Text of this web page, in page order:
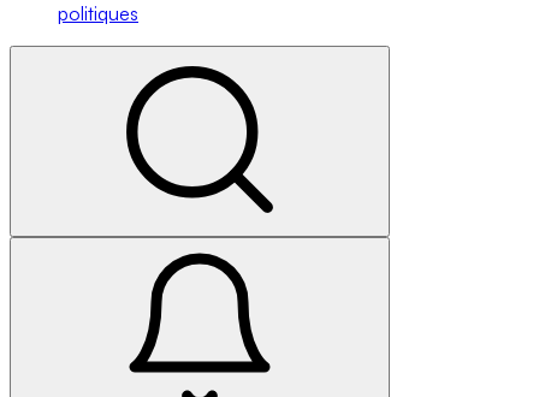
politiques